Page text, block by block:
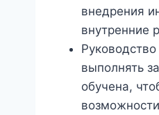
внедрения
внутренние
выполнять
обучена,